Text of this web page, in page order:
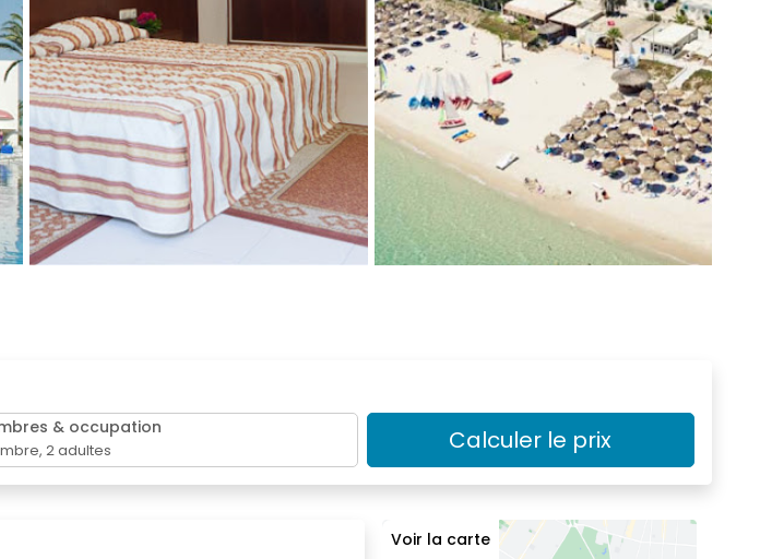
& occupation
,2adultes Calculer le prix
Voir la carte